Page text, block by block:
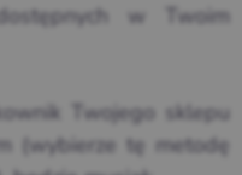
w Twoim
Twojego sklepu
(wybierze tę metodę